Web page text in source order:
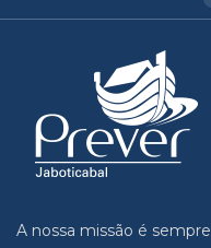
A nossa missão é